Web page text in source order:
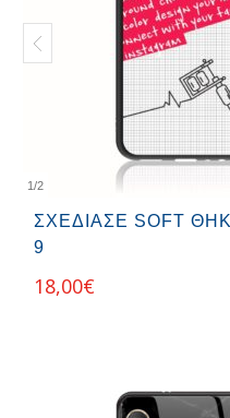
1/2
ΣΧΕΔΊΑΣΕ SOFT
9
18,00€